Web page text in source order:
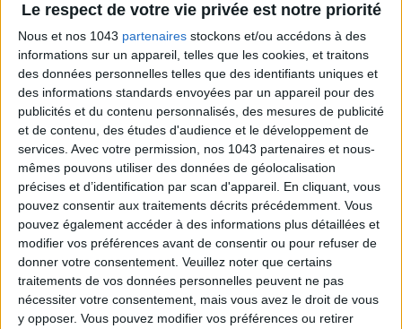
Le respect de votre vie privée est notre priorité
Nous et nos 1043 partenaires stockons et/ou accédons à des
informations sur un appareil, telles que les cookies, et traitons
des données personnelles telles que des identifiants uniques et
des informations standards envoyées par un appareil pour des
publicités et du contenu personnalisés, des mesures de publicité
et de contenu, des études d'audience et le développement de
services. Avec votre permission, nos 1043 partenaires et nous-
mêmes pouvons utiliser des données de géolocalisation
précises et d’identification par scan d'appareil. En cliquant, vous
pouvez consentir aux traitements décrits précédemment. Vous
pouvez également accéder à des informations plus détaillées et
modifier vos préférences avant de consentir ou pour refuser de
donner votre consentement. Veuillez noter que certains
traitements de vos données personnelles peuvent ne pas
nécessiter votre consentement, mais vous avez le droit de vous
y opposer. Vous pouvez modifier vos préférences ou retirer
LES SNEAKERS STARS DE L’ÉTÉ
Inscrivez-vous à notre newsletter
S'INSCRIRE